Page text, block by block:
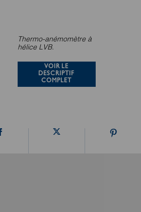
Thermo-anémomètre à
hélice LVB.
VOIR LE
DESCRIPTIF
COMPLET